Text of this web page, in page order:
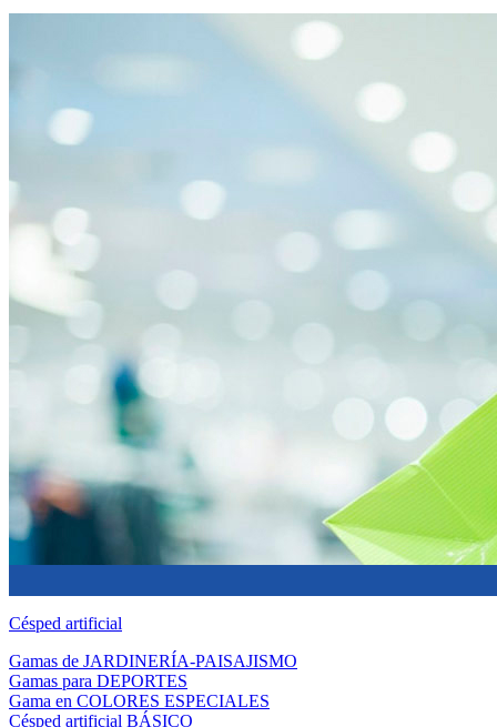
Césped artificial
Gamas de JARDINERÍA-PAISAJISMO
Gamas para DEPORTES
Gama en COLORES ESPECIALES
Césped artificial BÁSICO